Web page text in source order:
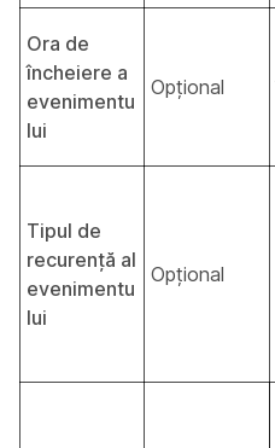
Ora de
încheiere a
evenimentu
lui
Opțional
Tipul de
recurență al
evenimentu
lui
Opțional